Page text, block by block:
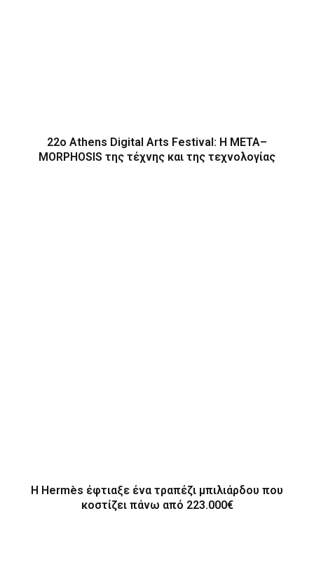
22ο Athens Digital Arts Festival: Η ΜΕΤΑ–
MORPHOSIS της τέχνης και της τεχνολογίας
Η Hermès έφτιαξε ένα τραπέζι μπιλιάρδου που
κοστίζει πάνω από 223.000€